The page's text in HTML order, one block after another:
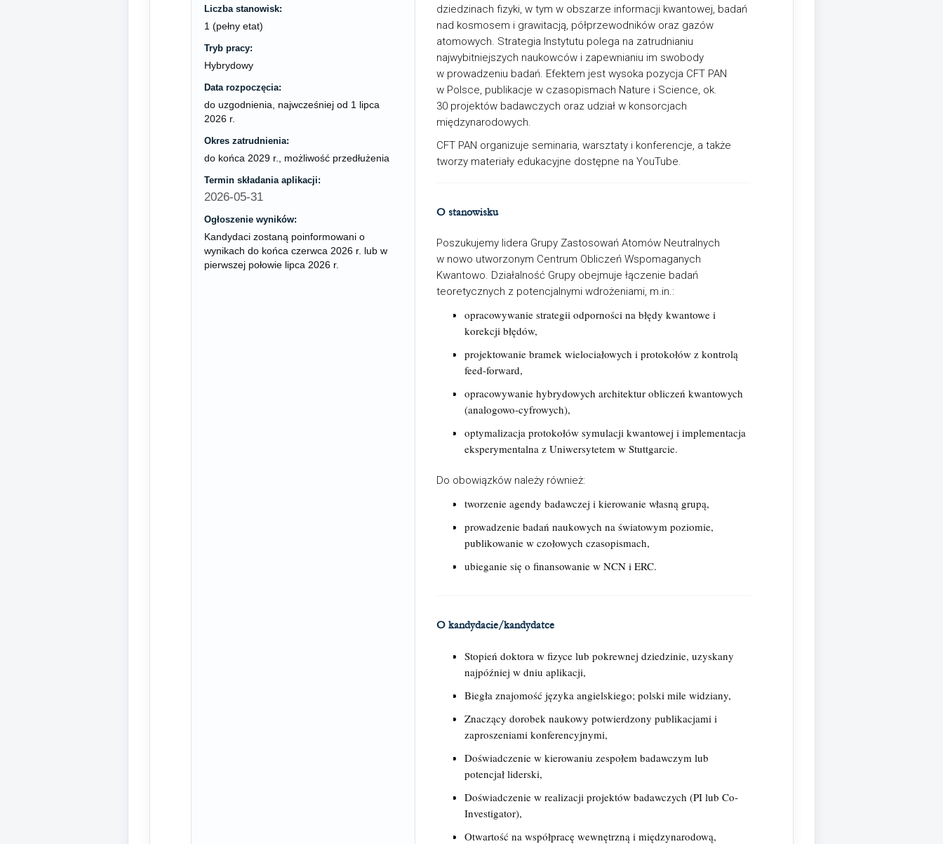
Liczba stanowisk:
1 (pełny etat)
Tryb pracy:
Hybrydowy
Data rozpoczęcia:
do uzgodnienia, najwcześniej od 1 lipca
2026 r.
Okres zatrudnienia:
do końca 2029 r., możliwość przedłużenia
Termin składania aplikacji:
2026-05-31
Ogłoszenie wyników:
Kandydaci zostaną poinformowani o
wynikach do końca czerwca 2026 r. lub w
pierwszej połowie lipca 2026 r.
dziedzinach fizyki, w tym w obszarze informacji kwantowej, badań
nad kosmosem i grawitacją, półprzewodników oraz gazów
atomowych. Strategia Instytutu polega na zatrudnianiu
najwybitniejszych naukowców i zapewnianiu im swobody
w prowadzeniu badań. Efektem jest wysoka pozycja CFT PAN
w Polsce, publikacje w czasopismach Nature i Science, ok.
30 projektów badawczych oraz udział w konsorcjach
międzynarodowych.
CFT PAN organizuje seminaria, warsztaty i konferencje, a także
tworzy materiały edukacyjne dostępne na YouTube.
O stanowisku
Poszukujemy lidera Grupy Zastosowań Atomów Neutralnych
w nowo utworzonym Centrum Obliczeń Wspomaganych
Kwantowo. Działalność Grupy obejmuje łączenie badań
teoretycznych z potencjalnymi wdrożeniami, m.in.:
opracowywanie strategii odporności na błędy kwantowe i
korekcji błędów,
projektowanie bramek wielociałowych i protokołów z kontrolą
feed-forward,
opracowywanie hybrydowych architektur obliczeń kwantowych
(analogowo-cyfrowych),
optymalizacja protokołów symulacji kwantowej i implementacja
eksperymentalna z Uniwersytetem w Stuttgarcie.
Do obowiązków należy również:
tworzenie agendy badawczej i kierowanie własną grupą,
prowadzenie badań naukowych na światowym poziomie,
publikowanie w czołowych czasopismach,
ubieganie się o finansowanie w NCN i ERC.
O kandydacie/kandydatce
Stopień doktora w fizyce lub pokrewnej dziedzinie, uzyskany
najpóźniej w dniu aplikacji,
Biegła znajomość języka angielskiego; polski mile widziany,
Znaczący dorobek naukowy potwierdzony publikacjami i
zaproszeniami konferencyjnymi,
Doświadczenie w kierowaniu zespołem badawczym lub
potencjał liderski,
Doświadczenie w realizacji projektów badawczych (PI lub Co-
Investigator),
Otwartość na współpracę wewnętrzną i międzynarodową,